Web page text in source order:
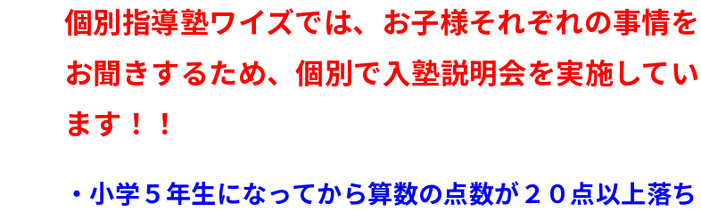
個別指導塾ワイズでは、お子様それぞれの事情を
お聞きするため、個別で入塾説明会を実施してい
ます！！
・小学５年生になってから算数の点数が２０点以上落ち